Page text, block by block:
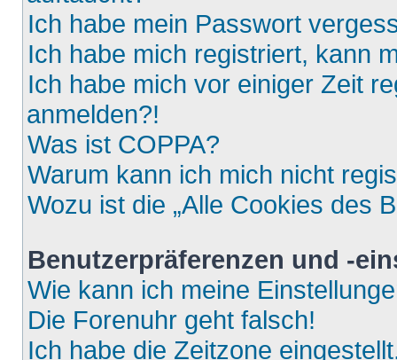
Ich habe mein Passwort
Ich habe mich registriert, kann
Ich habe mich vor einiger Zeit
anmelden?!
Was ist COPPA?
Warum kann ich mich nicht
Wozu ist die „Alle Cookies des
Benutzerpräferenzen und -
Wie kann ich meine
Die Forenuhr geht falsch!
Ich habe die Zeitzone